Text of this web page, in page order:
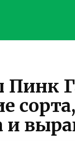
и